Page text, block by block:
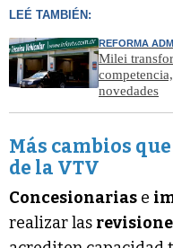
LEÉ TAMBIÉN:
REFORMA
Milei
novedades
Más cambios
de la VTV
Concesionarias e
realizar las